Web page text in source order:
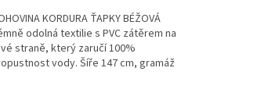
KORDURA ŤAPKY BÉŽOVÁ
odolná textilie s PVC zátěrem na
straně, který zaručí 100%
vody. Šíře 147 cm, gramáž